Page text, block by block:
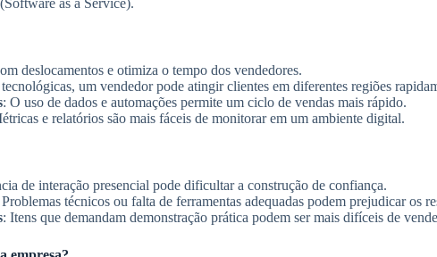
as a Service).
deslocamentos e otimiza o tempo dos vendedores.
um vendedor pode atingir clientes em diferentes regiões
: O uso de dados e automações permite um ciclo de vendas mais rápido.
e relatórios são mais fáceis de monitorar em um ambiente digital.
de interação presencial pode dificultar a construção de confiança.
Problemas técnicos ou falta de ferramentas adequadas podem prejudicar os
: Itens que demandam demonstração prática podem ser mais difíceis de